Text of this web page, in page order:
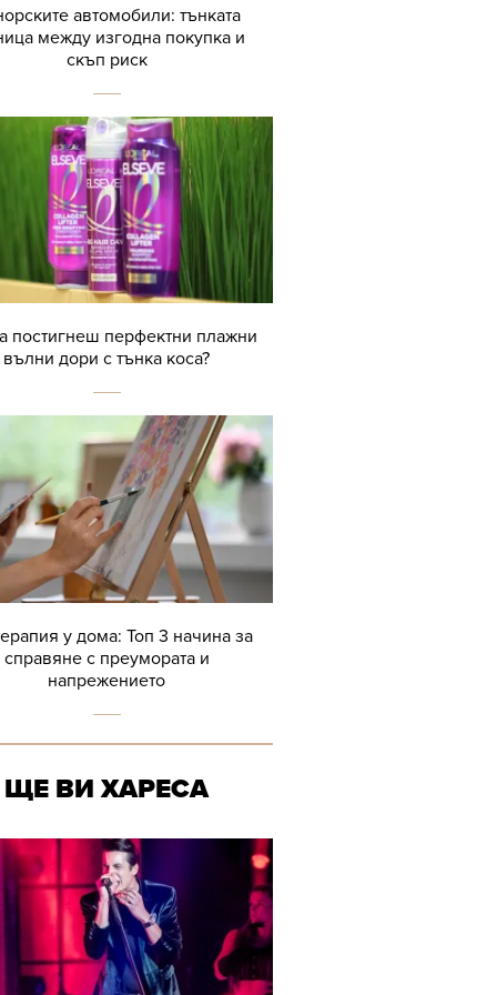
автомобили: тънката
между изгодна покупка и
скъп риск
постигнеш перфектни плажни
вълни дори с тънка коса?
у дома: Топ 3 начина за
справяне с преумората и
напрежението
ЩЕ ВИ ХАРЕСА